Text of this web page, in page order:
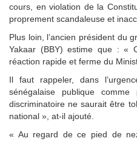
cours, en violation de la
proprement scandaleuse et
Plus loin, l’ancien président du
Yakaar (BBY) estime que : «
réaction rapide et ferme du
Il faut rappeler, dans
sénégalaise publique
discriminatoire ne saurait être
national », at-il ajouté.
« Au regard de ce pied de